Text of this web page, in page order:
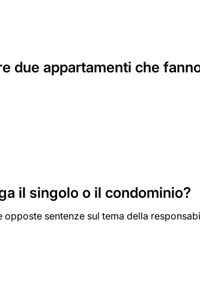
due appartamenti che
il singolo o il condominio?
sentenze sul tema della